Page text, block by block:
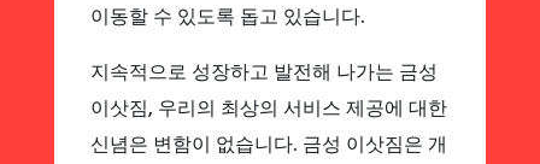
이동할 수 있도록 돕고 있습니다.
지속적으로 성장하고 발전해 나가는 금성
이삿짐, 우리의 최상의 서비스 제공에 대한
신념은 변함이 없습니다. 금성 이삿짐은 개